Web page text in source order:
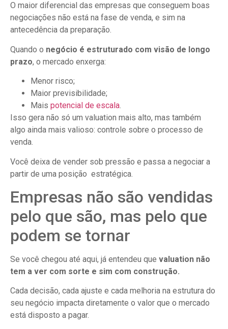
O maior diferencial das empresas que conseguem boas
negociações não está na fase de venda, e sim na
antecedência da preparação.
Quando o negócio é estruturado com visão de longo
prazo, o mercado enxerga:
Menor risco;
Maior previsibilidade;
Mais potencial de escala.
Isso gera não só um valuation mais alto, mas também
algo ainda mais valioso: controle sobre o processo de
venda.
Você deixa de vender sob pressão e passa a negociar a
partir de uma posição estratégica.
Empresas não são vendidas
pelo que são, mas pelo que
podem se tornar
Se você chegou até aqui, já entendeu que valuation não
tem a ver com sorte e sim com construção.
Cada decisão, cada ajuste e cada melhoria na estrutura do
seu negócio impacta diretamente o valor que o mercado
está disposto a pagar.